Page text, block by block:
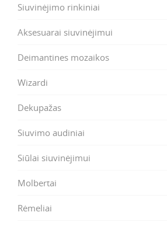
Siuvinėjimo rinkiniai
Aksesuarai siuvinėjimui
Deimantines mozaikos
Wizardi
Dekupažas
Siuvimo audiniai
Siūlai siuvinėjimui
Molbertai
Rėmeliai